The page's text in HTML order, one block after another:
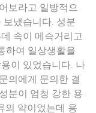
보라고 일방적으
보냈습니다. 성분
속이 메슥거리고
하여 일상생활을
이 있었습니다. 나
의에게 문의한 결
분이 엄청 강한 용
의 약이었는데 용